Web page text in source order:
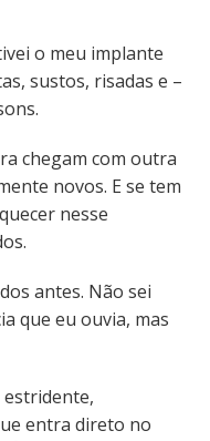
o meu implante
sustos, risadas e –
chegam com outra
novos. E se tem
nesse
antes. Não sei
que eu ouvia, mas
estridente,
entra direto no